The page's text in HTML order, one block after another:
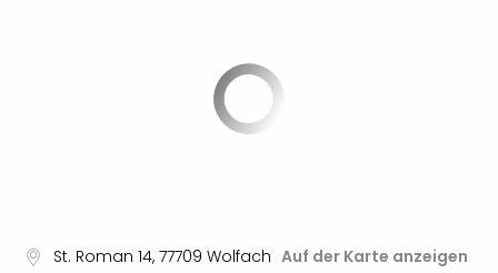
St. Roman 14, 77709 Wolfach Auf der Karte anzeigen